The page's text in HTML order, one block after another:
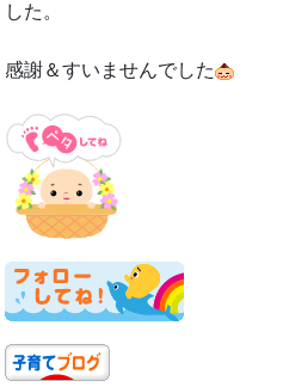
した。
感謝＆すいませんでした